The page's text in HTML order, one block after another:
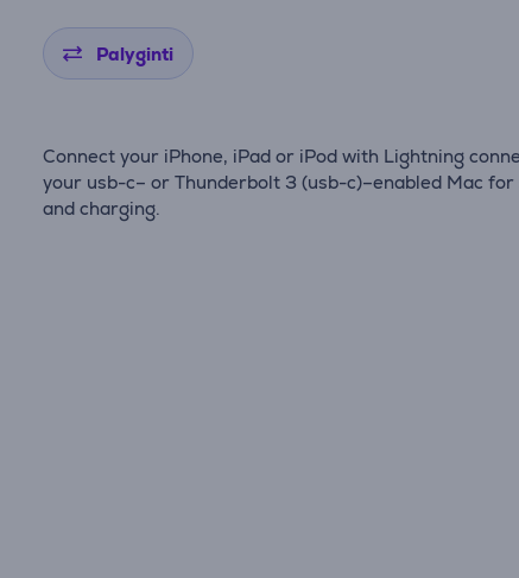
Palyginti
Connect your iPhone, iPad or iPod with Lightning
your usb-c– or Thunderbolt 3 (usb-c)–enabled Mac for
and charging.